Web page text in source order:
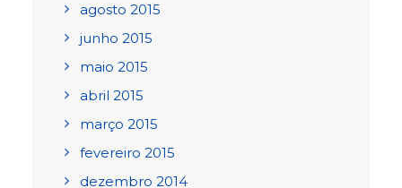
agosto 2015
junho 2015
maio 2015
abril 2015
março 2015
fevereiro 2015
dezembro 2014